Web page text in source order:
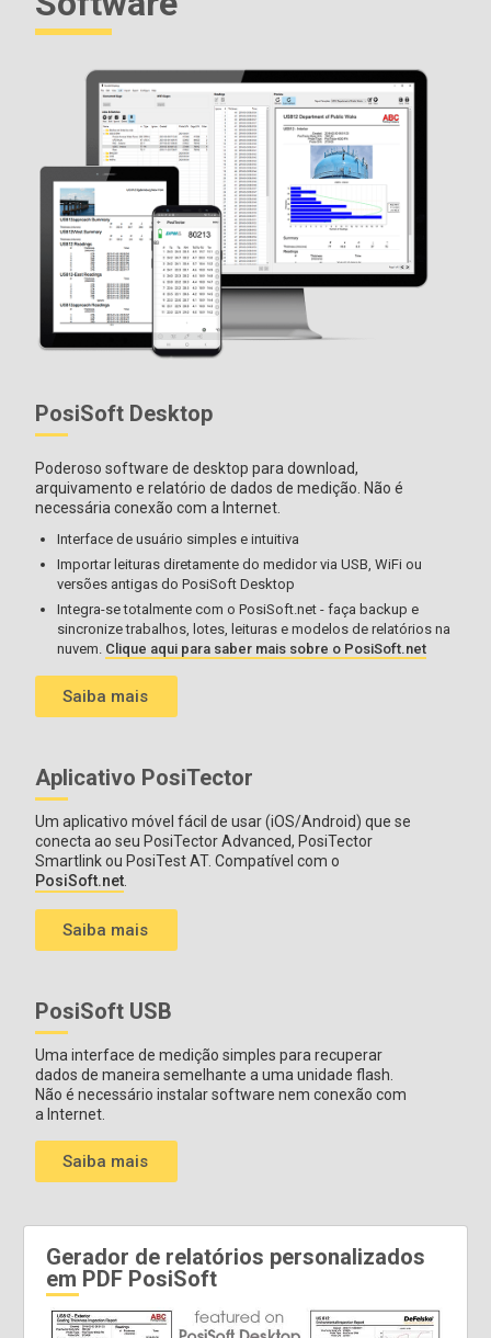
PosiSoft Desktop
Poderoso software de desktop para download,
arquivamento e relatório de dados de medição. Não é
necessária conexão com a Internet.
Interface de usuário simples e intuitiva
Importar leituras diretamente do medidor via USB, WiFi ou
versões antigas do PosiSoft Desktop
Integra-se totalmente com o PosiSoft.net - faça backup e
sincronize trabalhos, lotes, leituras e modelos de relatórios na
nuvem. Clique aqui para saber mais sobre o PosiSoft.net
Saiba mais
Aplicativo PosiTector
Um aplicativo móvel fácil de usar (iOS/Android) que se
conecta ao seu PosiTector Advanced, PosiTector
Smartlink ou PosiTest AT. Compatível com o
PosiSoft.net.
Saiba mais
PosiSoft USB
Uma interface de medição simples para recuperar
dados de maneira semelhante a uma unidade flash.
Não é necessário instalar software nem conexão com
a Internet.
Saiba mais
Gerador de relatórios personalizados
em PDF PosiSoft